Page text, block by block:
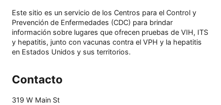
Este sitio es un servicio de los Centros para el Control y
Prevención de Enfermedades (CDC) para brindar
información sobre lugares que ofrecen pruebas de VIH, ITS
y hepatitis, junto con vacunas contra el VPH y la hepatitis
en Estados Unidos y sus territorios.
Contacto
319 W Main St